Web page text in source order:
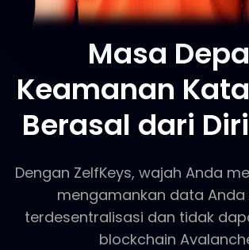
Masa
Keamanan
Berasal dari
Dengan ZelfKeys, wajah Anda
mengamankan data
terdesentralisasi dan tidak
blockchain